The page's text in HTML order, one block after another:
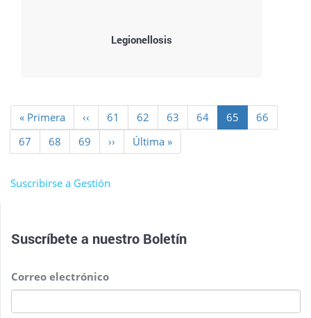
Legionellosis
Paginación
Primera
página
« Primera
Página
anterior
‹‹ Page
61 Page
62 Page
63 Page
64
Página
actual
65 Page
66
Page
67 Page
68 Page
69
Siguiente
página
››
Última
página
Última »
Suscribirse a Gestión
Suscríbete a nuestro Boletín
Correo electrónico